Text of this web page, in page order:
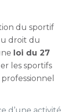
du sportif
droit du
loi du 27
les sportifs